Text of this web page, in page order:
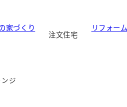
家づくり
注文住宅
リフォーム
ジ